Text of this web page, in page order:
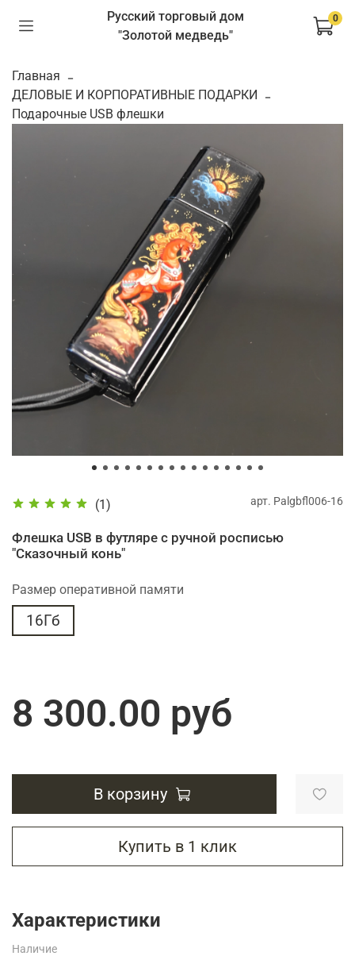
Русский торговый дом
"Золотой медведь"
0
Главная
ДЕЛОВЫЕ И КОРПОРАТИВНЫЕ ПОДАРКИ
Подарочные USB флешки
(1) арт. Palgbfl006-16
Флешка USB в футляре с ручной росписью
"Сказочный конь"
Размер оперативной памяти
16Гб
8 300.00 руб
В корзину
Купить в 1 клик
Характеристики
Наличие